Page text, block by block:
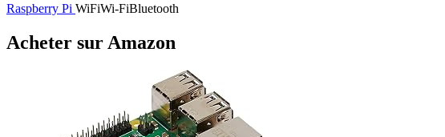
Raspberry Pi WiFiWi-FiBluetooth
Acheter sur Amazon